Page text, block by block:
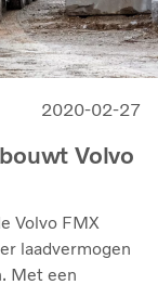
2020-02-27
Volvo
Volvo FMX
laadvermogen
Met een